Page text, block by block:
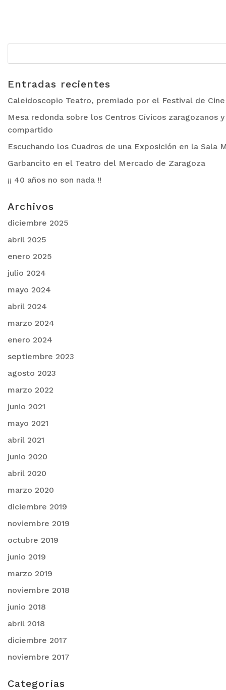
Entradas recientes
Caleidoscopio Teatro, premiado por el Festival de
Mesa redonda sobre los Centros Cívicos zaragozanos
compartido
Escuchando los Cuadros de una Exposición en la Sala
Garbancito en el Teatro del Mercado de Zaragoza
¡¡ 40 años no son nada !!
Archivos
diciembre 2025
abril 2025
enero 2025
julio 2024
mayo 2024
abril 2024
marzo 2024
enero 2024
septiembre 2023
agosto 2023
marzo 2022
junio 2021
mayo 2021
abril 2021
junio 2020
abril 2020
marzo 2020
diciembre 2019
noviembre 2019
octubre 2019
junio 2019
marzo 2019
noviembre 2018
junio 2018
abril 2018
diciembre 2017
noviembre 2017
Categorías